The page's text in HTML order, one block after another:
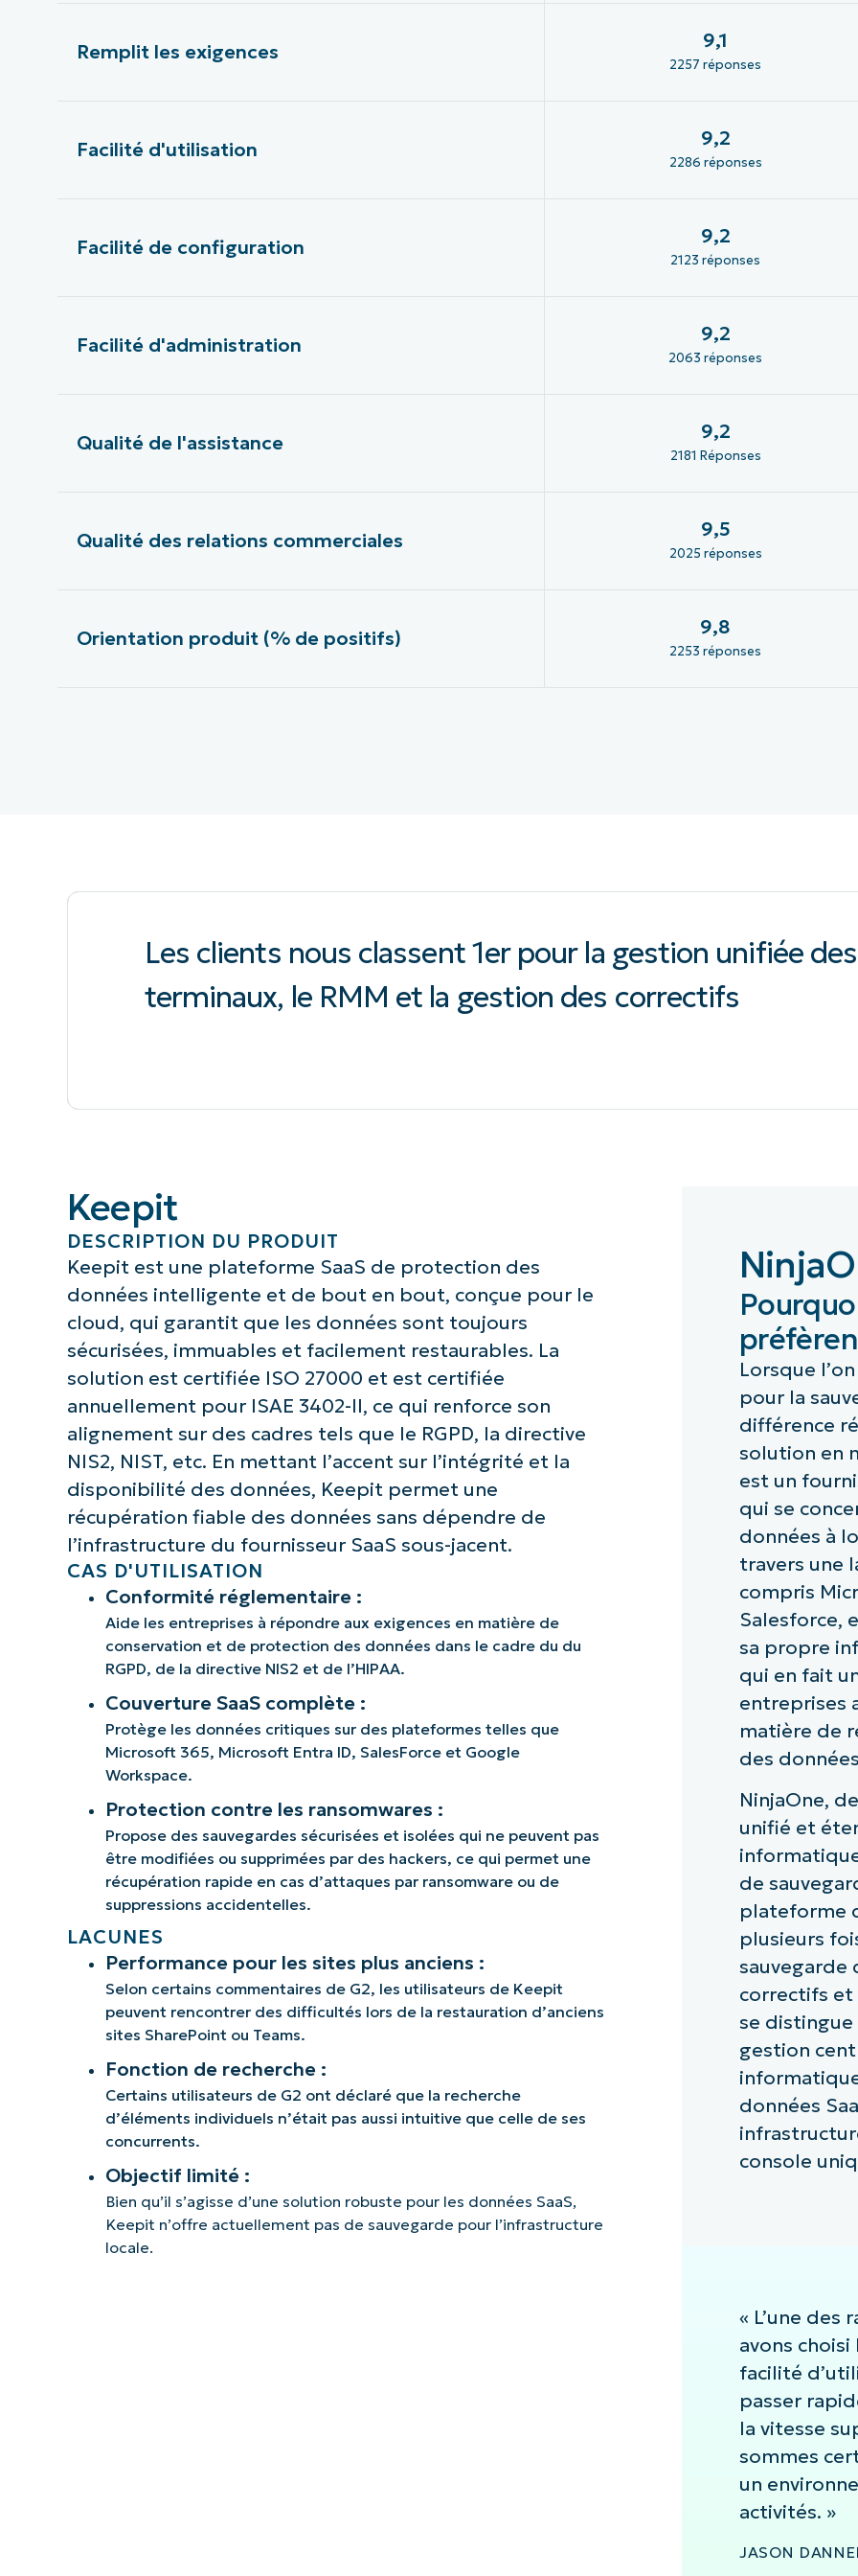
Remplit les exigences 9,1
2257 réponses
Facilité d'utilisation 9,2
2286 réponses
Facilité de configuration 9,2
2123 réponses
Facilité d'administration 9,2
2063 réponses
Qualité de l'assistance 9,2
2181 Réponses
Qualité des relations commerciales 9,5
2025 réponses
Orientation produit (% de positifs) 9,8
2253 réponses
Les clients nous classent 1er pour la gestion unifiée des
terminaux, le RMM et la gestion des correctifs
Keepit
DESCRIPTION DU PRODUIT
Keepit est une plateforme SaaS de protection des
données intelligente et de bout en bout, conçue pour le
cloud, qui garantit que les données sont toujours
sécurisées, immuables et facilement restaurables. La
solution est certifiée ISO 27000 et est certifiée
annuellement pour ISAE 3402-II, ce qui renforce son
alignement sur des cadres tels que le RGPD, la directive
NIS2, NIST, etc. En mettant l’accent sur l’intégrité et la
disponibilité des données, Keepit permet une
récupération fiable des données sans dépendre de
l’infrastructure du fournisseur SaaS sous-jacent.
CAS D'UTILISATION
Conformité réglementaire :
Aide les entreprises à répondre aux exigences en matière de
conservation et de protection des données dans le cadre du du
RGPD, de la directive NIS2 et de l’HIPAA.
Couverture SaaS complète :
Protège les données critiques sur des plateformes telles que
Microsoft 365, Microsoft Entra ID, SalesForce et Google
Workspace.
Protection contre les ransomwares :
Propose des sauvegardes sécurisées et isolées qui ne peuvent pas
être modifiées ou supprimées par des hackers, ce qui permet une
récupération rapide en cas d’attaques par ransomware ou de
suppressions accidentelles.
LACUNES
Performance pour les sites plus anciens :
Selon certains commentaires de G2, les utilisateurs de Keepit
peuvent rencontrer des difficultés lors de la restauration d’anciens
sites SharePoint ou Teams.
Fonction de recherche :
Certains utilisateurs de G2 ont déclaré que la recherche
d’éléments individuels n’était pas aussi intuitive que celle de ses
concurrents.
Objectif limité :
Bien qu’il s’agisse d’une solution robuste pour les données SaaS,
Keepit n’offre actuellement pas de sauvegarde pour l’infrastructure
locale.
Lorsque
pour la
différence
solution en
est un
qui se
données à
travers une
compris
Salesforce,
sa propre
qui en fait
entreprises
matière de
des
NinjaOne,
unifié et
de
plateforme
plusieurs
sauvegarde
correctifs et
se
gestion
données
console
« L’une des
avons
facilité
passer
la vitesse
sommes
un
activités. »
JASON